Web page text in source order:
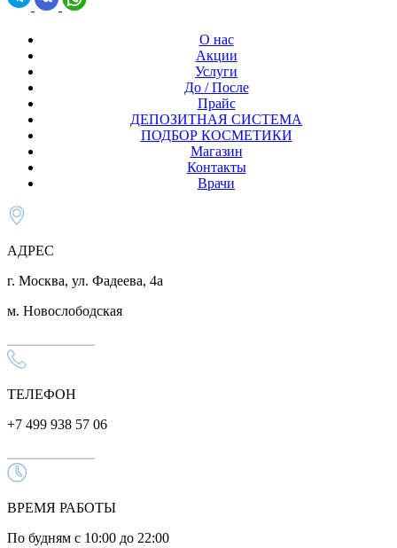
О нас
Акции
Услуги
До / После
Прайс
ДЕПОЗИТНАЯ СИСТЕМА
ПОДБОР КОСМЕТИКИ
Магазин
Контакты
Врачи
АДРЕС
г. Москва, ул. Фадеева, 4а
м. Новослободская
ТЕЛЕФОН
+7 499 938 57 06
ВРЕМЯ РАБОТЫ
По будням с 10:00 до 22:00